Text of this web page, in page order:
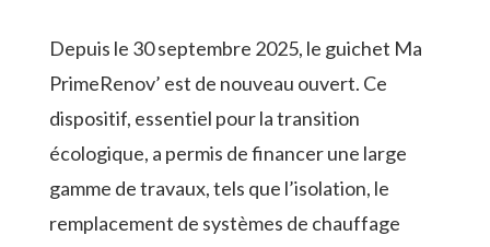
Depuis le 30 septembre 2025, le guichet Ma
PrimeRenov’ est de nouveau ouvert. Ce
dispositif, essentiel pour la transition
écologique, a permis de financer une large
gamme de travaux, tels que l’isolation, le
remplacement de systèmes de chauffage